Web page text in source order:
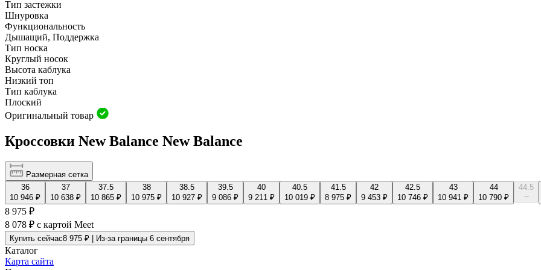
Тип застежки
Шнуровка
Функциональность
Дышащий, Поддержка
Тип носка
Круглый носок
Высота каблука
Низкий топ
Тип каблука
Плоский
Оригинальный товар
Кроссовки New Balance New Balance
Размерная сетка
36
10 946 ₽
37
10 638 ₽
37.5
10 865 ₽
38
10 975 ₽
38.5
10 927 ₽
39.5
9 086 ₽
40
9 211 ₽
40.5
10 019 ₽
41.5
8 975 ₽
42
9 453 ₽
42.5
10 746 ₽
43
10 941 ₽
44
10 790 ₽
44.5
--
8 975 ₽
8 078 ₽ с картой Meet
Купить сейчас8 975 ₽ | Из-за границы 6 сентября
Каталог
Карта сайта